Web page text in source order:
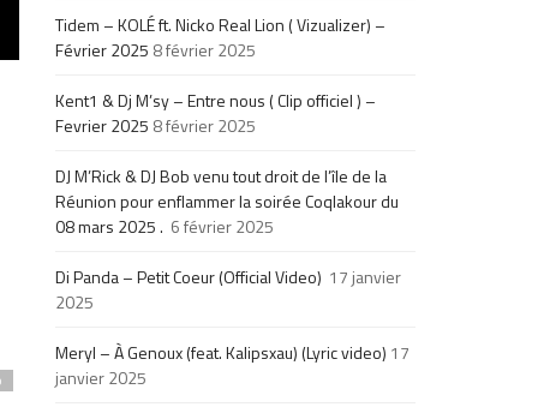
Tidem – KOLÉ ft. Nicko Real Lion ( Vizualizer) –
Février 2025 8 février 2025
Kent1 & Dj M’sy – Entre nous ( Clip officiel ) –
Fevrier 2025 8 février 2025
DJ M’Rick & DJ Bob venu tout droit de l’île de la
Réunion pour enflammer la soirée Coqlakour du
08 mars 2025 . 6 février 2025
Di Panda – Petit Coeur (Official Video) 17 janvier
2025
Meryl – À Genoux (feat. Kalipsxau) (Lyric video) 17
janvier 2025